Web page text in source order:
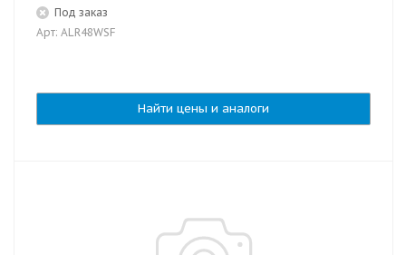
Под заказ
Арт: ALR48WSF
Найти цены и аналоги